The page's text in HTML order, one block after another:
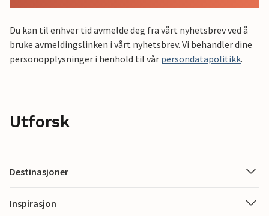
Du kan til enhver tid avmelde deg fra vårt nyhetsbrev ved å
bruke avmeldingslinken i vårt nyhetsbrev. Vi behandler dine
personopplysninger i henhold til vår persondatapolitikk.
Utforsk
Destinasjoner
Inspirasjon